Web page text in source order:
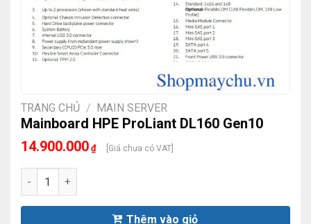
TRANG CHỦ / MAIN SERVER
Mainboard HPE ProLiant DL160 Gen10
14.900.000 ₫ [Giá chưa có VAT]
Mainboard HPE ProLiant DL160 Gen10 số lượng
Thêm vào giỏ